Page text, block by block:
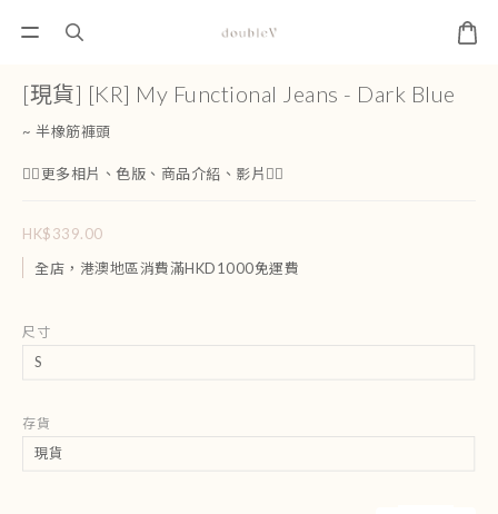
[現貨] [KR] My Functional Jeans - Dark Blue
~ 半橡筋褲頭
👇🏻更多相片、色版、商品介紹、影片👇🏻
HK$339.00
全店，港澳地區消費滿HKD1000免運費
尺寸
存貨